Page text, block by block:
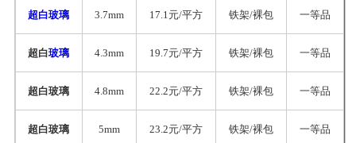
超白玻璃 3.7mm 17.1元/平方 铁架/裸包 一等品
超白玻璃 4.3mm 19.7元/平方 铁架/裸包 一等品
超白玻璃 4.8mm 22.2元/平方 铁架/裸包 一等品
超白玻璃 5mm 23.2元/平方 铁架/裸包 一等品